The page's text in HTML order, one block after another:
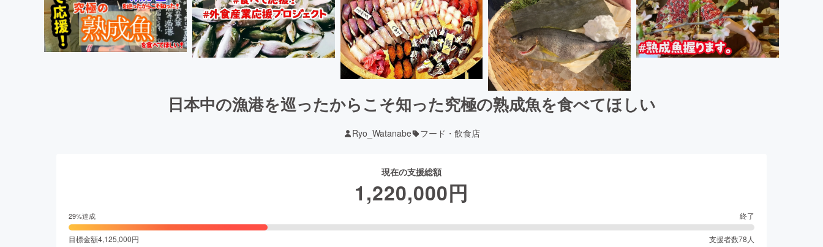
日本中の漁港を巡ったからこそ知った究極の熟成魚を食べてほしい
Ryo_Watanabe フード・飲食店
現在の支援総額
1,220,000円
29%達成 終了
目標金額4,125,000円 支援者数78 人